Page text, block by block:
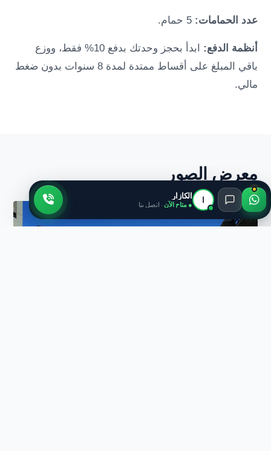
عدد الحمامات: 5 حمام.
أنظمة الدفع:
ابدأ بحجز وحدتك بدفع 10% فقط، ووزع
باقي المبلغ على أقساط ممتدة لمدة 8 سنوات بدون ضغط
مالي.
معرض الصور
ا الكازار
● متاح الآن · اتصل بنا